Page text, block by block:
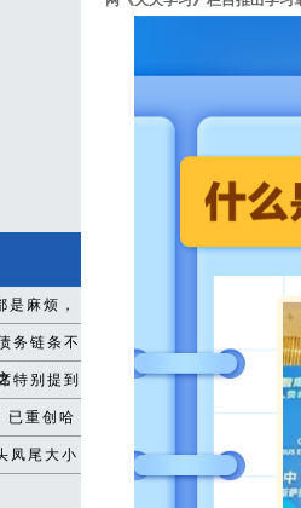
麻烦，
务链条不
特别提到
已重创哈
凤尾大小